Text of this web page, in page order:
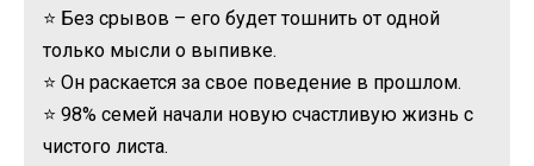
⭐ Без срывов – его будет тошнить от одной
только мысли о выпивке.
⭐ Он раскается за свое поведение в прошлом.
⭐ 98% семей начали новую счастливую жизнь с
чистого листа.